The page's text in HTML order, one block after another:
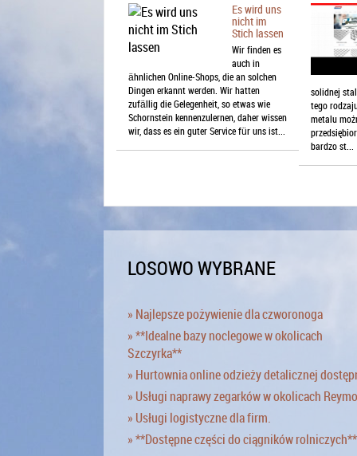
Es wird uns
nicht im
Stich lassen
Wir finden es
auch in
ähnlichen Online-Shops, die an solchen
Dingen erkannt werden. Wir hatten
zufällig die Gelegenheit, so etwas wie
Schornstein kennenzulernen, daher wissen
wir, dass es ein guter Service für uns ist...
solidnej
tego
metalu
bardzo st...
LOSOWO WYBRANE
» Najlepsze pożywienie dla czworonoga
» **Idealne bazy noclegowe w okolicach
Szczyrka**
» Hurtownia online odzieży detalicznej
» Usługi naprawy zegarków w okolicach
» Usługi logistyczne dla firm.
» **Dostępne części do ciągników rolniczych**